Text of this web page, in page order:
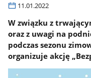
11.01.2022
W związku z
oraz z uwagi na
podczas sezonu
organizuje akcję